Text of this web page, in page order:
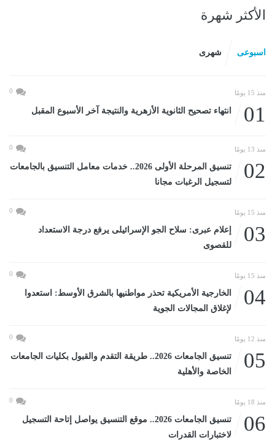
الأكثر شهرة
اسبوعى شهرى
منذ 15 يومًا 0
01 انتهاء تصحيح الثانوية الأزهرية والنتيجة آخر الأسبوع المقبل
منذ 13 يومًا 0
02
تنسيق المرحلة الأولى 2026.. خدمات معامل التنسيق بالجامعات
لتسجيل الرغبات مجانا
منذ 15 يومًا 0
03
إعلام عبرى: سلاح الجو الإسرائيلى يرفع درجة الاستعداد
للقصوى
منذ 15 يومًا 0
04
الخارجية الأمريكية تحذر مواطنيها بالشرق الأوسط: استعدوا
لإغلاق المجالات الجوية
منذ 12 يومًا 0
05
تنسيق الجامعات 2026.. طريقة التقدم والقبول بكليات الجامعات
الخاصة والأهلية
منذ 18 يومًا 0
06
تنسيق الجامعات 2026.. موقع التنسيق يواصل إتاحة التسجيل
لاختبارات القدرات